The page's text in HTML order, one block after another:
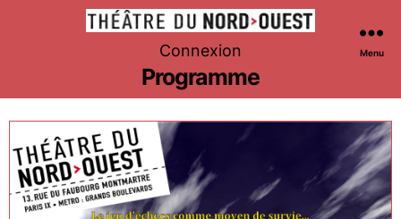
Théâtre
du
Nord-
Ouest
Connexion Menu
Programme